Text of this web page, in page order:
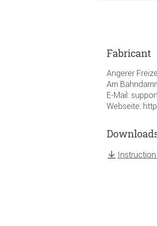
Fabricant
Angerer
Am
E-Mail:
Webseite: